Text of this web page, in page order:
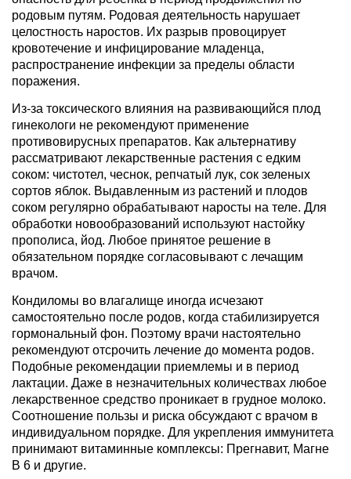
родовым путям. Родовая деятельность нарушает
целостность наростов. Их разрыв провоцирует
кровотечение и инфицирование младенца,
распространение инфекции за пределы области
поражения.
Из-за токсического влияния на развивающийся плод
гинекологи не рекомендуют применение
противовирусных препаратов. Как альтернативу
рассматривают лекарственные растения с едким
соком: чистотел, чеснок, репчатый лук, сок зеленых
сортов яблок. Выдавленным из растений и плодов
соком регулярно обрабатывают наросты на теле. Для
обработки новообразований используют настойку
прополиса, йод. Любое принятое решение в
обязательном порядке согласовывают с лечащим
врачом.
Кондиломы во влагалище иногда исчезают
самостоятельно после родов, когда стабилизируется
гормональный фон. Поэтому врачи настоятельно
рекомендуют отсрочить лечение до момента родов.
Подобные рекомендации приемлемы и в период
лактации. Даже в незначительных количествах любое
лекарственное средство проникает в грудное молоко.
Соотношение пользы и риска обсуждают с врачом в
индивидуальном порядке. Для укрепления иммунитета
принимают витаминные комплексы: Прегнавит, Магне
В 6 и другие.